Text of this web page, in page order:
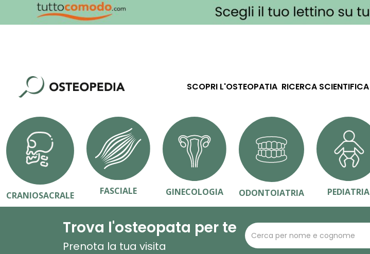
SCOPRI L'OSTEOPATIA RICERCA SCIENTIFICA
CRANIOSACRALE FASCIALE GINECOLOGIA ODONTOIATRIA PEDIATRIA
Trova l'osteopata per te
Prenota la tua visita